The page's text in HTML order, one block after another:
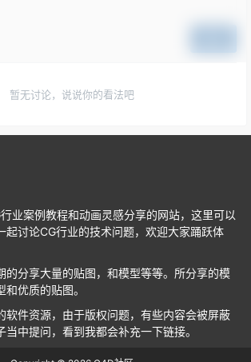
暂无讨论，说说你的看法吧
业案例教程和动画灵感分享的网站，这里可以
起讨论CG行业的技术问题，欢迎大家踊跃体
的分享大量的贴图，和模型等等。所分享的模
优质的贴图。
软件资源，由于版权问题，有些内容会被屏蔽
中提问，看到我都会补充一下链接。